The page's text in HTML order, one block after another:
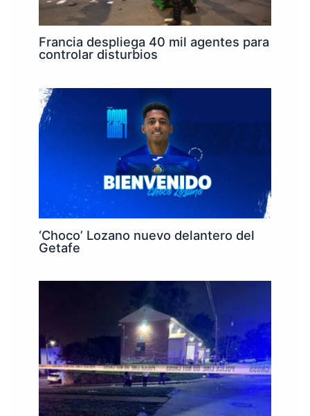
Francia despliega 40 mil agentes para
controlar disturbios
‘Choco’ Lozano nuevo delantero del
Getafe